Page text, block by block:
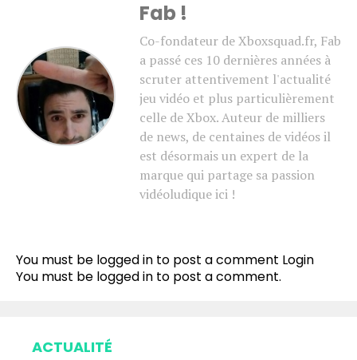
Fab !
Co-fondateur de Xboxsquad.fr, Fab
a passé ces 10 dernières années à
scruter attentivement l'actualité
jeu vidéo et plus particulièrement
celle de Xbox. Auteur de milliers
de news, de centaines de vidéos il
est désormais un expert de la
marque qui partage sa passion
vidéoludique ici !
You must be logged in to post a comment Login
You must be logged in to post a comment.
ACTUALITÉ